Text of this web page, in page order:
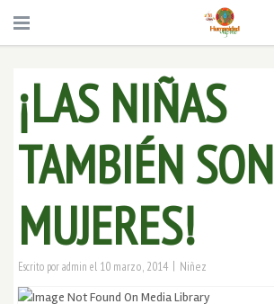
¡LAS NIÑAS
TAMBIÉN SON
MUJERES!
Escrito poradmin el 10 marzo, 2014 | Niñez